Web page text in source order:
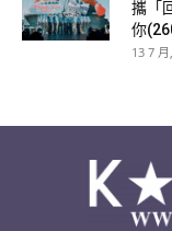
攜「
你
13 7